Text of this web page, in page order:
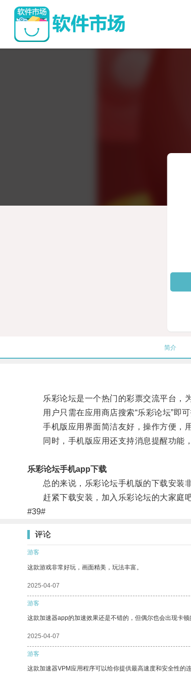
简介
乐彩论坛是一个热门的彩票交流平台，为
用户只需在应用商店搜索“乐彩论坛”即可
手机版应用界面简洁友好，操作方便，用
同时，手机版应用还支持消息提醒功能，
乐彩论坛手机app下载
总的来说，乐彩论坛手机版的下载安装非
赶紧下载安装，加入乐彩论坛的大家庭吧
#39#
评论
游客
这款游戏非常好玩，画面精美，玩法丰富。
2025-04-07
游客
这款加速器app的加速效果还是不错的，但偶尔也会出现卡顿
2025-04-07
游客
这款加速器VPM应用程序可以给你提供最高速度和安全性的